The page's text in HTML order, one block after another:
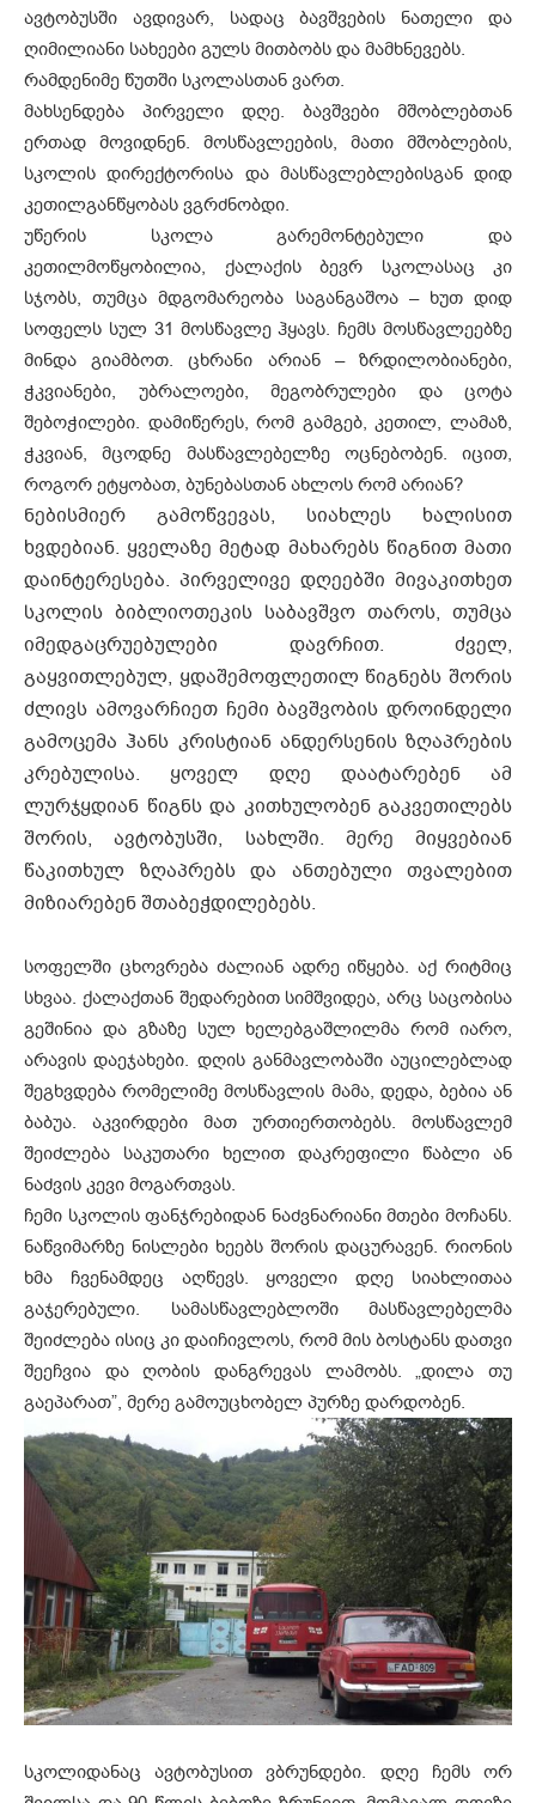
ავტობუსში ავდივარ, სადაც ბავშვების ნათელი და
ღიმილიანი სახეები გულს მითბობს და მამხნევებს.
რამდენიმე წუთში სკოლასთან ვართ.
მახსენდება პირველი დღე. ბავშვები მშობლებთან
ერთად მოვიდნენ. მოსწავლეების, მათი მშობლების,
სკოლის დირექტორისა და მასწავლებლებისგან დიდ
კეთილგანწყობას ვგრძნობდი.
უწერის სკოლა გარემონტებული და
კეთილმოწყობილია, ქალაქის ბევრ სკოლასაც კი
სჯობს, თუმცა მდგომარეობა საგანგაშოა – ხუთ დიდ
სოფელს სულ 31 მოსწავლე ჰყავს. ჩემს მოსწავლეებზე
მინდა გიამბოთ. ცხრანი არიან – ზრდილობიანები,
ჭკვიანები, უბრალოები, მეგობრულები და ცოტა
შებოჭილები. დამიწერეს, რომ გამგებ, კეთილ, ლამაზ,
ჭკვიან, მცოდნე მასწავლებელზე ოცნებობენ. იცით,
როგორ ეტყობათ, ბუნებასთან ახლოს რომ არიან?
ნებისმიერ გამოწვევას, სიახლეს ხალისით
ხვდებიან. ყველაზე მეტად მახარებს წიგნით მათი
დაინტერესება. პირველივე დღეებში მივაკითხეთ
სკოლის ბიბლიოთეკის საბავშვო თაროს, თუმცა
იმედგაცრუებულები დავრჩით. ძველ,
გაყვითლებულ, ყდაშემოფლეთილ წიგნებს შორის
ძლივს ამოვარჩიეთ ჩემი ბავშვობის დროინდელი
გამოცემა ჰანს კრისტიან ანდერსენის ზღაპრების
კრებულისა. ყოველ დღე დაატარებენ ამ
ლურჯყდიან წიგნს და კითხულობენ გაკვეთილებს
შორის, ავტობუსში, სახლში. მერე მიყვებიან
წაკითხულ ზღაპრებს და ანთებული თვალებით
მიზიარებენ შთაბეჭდილებებს.
სოფელში ცხოვრება ძალიან ადრე იწყება. აქ რიტმიც
სხვაა. ქალაქთან შედარებით სიმშვიდეა, არც საცობისა
გეშინია და გზაზე სულ ხელებგაშლილმა რომ იარო,
არავის დაეჯახები. დღის განმავლობაში აუცილებლად
შეგხვდება რომელიმე მოსწავლის მამა, დედა, ბებია ან
ბაბუა. აკვირდები მათ ურთიერთობებს. მოსწავლემ
შეიძლება საკუთარი ხელით დაკრეფილი წაბლი ან
ნაძვის კევი მოგართვას.
ჩემი სკოლის ფანჯრებიდან ნაძვნარიანი მთები მოჩანს.
ნაწვიმარზე ნისლები ხეებს შორის დაცურავენ. რიონის
ხმა ჩვენამდეც აღწევს. ყოველი დღე სიახლითაა
გაჯერებული. სამასწავლებლოში მასწავლებელმა
შეიძლება ისიც კი დაიჩივლოს, რომ მის ბოსტანს დათვი
შეეჩვია და ღობის დანგრევას ლამობს. „დილა თუ
გაეპარათ”, მერე გამოუცხობელ პურზე დარდობენ.
სკოლიდანაც ავტობუსით ვბრუნდები. დღე ჩემს ორ